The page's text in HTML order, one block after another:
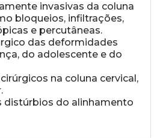
invasivas da coluna
bloqueios, infiltrações,
e percutâneas.
das deformidades
do adolescente e do
na coluna cervical,
distúrbios do alinhamento